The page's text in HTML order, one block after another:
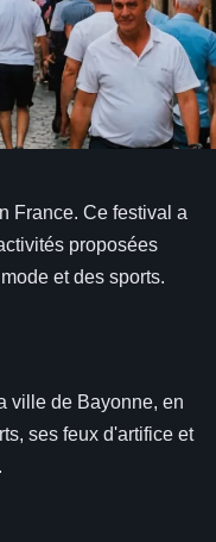
France. Ce festival a
proposées
et des sports.
ville de Bayonne, en
ses feux d'artifice et